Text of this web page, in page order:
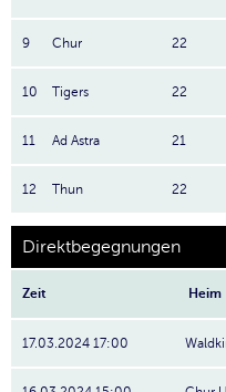
9 Chur 22
10 Tigers 22
11 Ad Astra 21
12 Thun 22
Direktbegegnungen
Zeit Heim
17.03.2024 17:00